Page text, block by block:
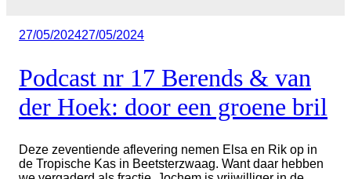
Geplaatst
27/05/202427/05/2024
Podcast nr 17 Berends & van
der Hoek: door een groene bril
Deze zeventiende aflevering nemen Elsa en Rik op in
de Tropische Kas in Beetsterzwaag. Want daar hebben